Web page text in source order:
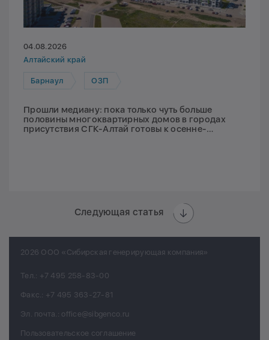
04.08.2026
Алтайский край
Барнаул ОЗП
Прошли медиану: пока только чуть больше
половины многоквартирных домов в городах
присутствия СГК-Алтай готовы к осенне-
Следующая статья
2026 ООО «Сибирская генерирующая компания»
Тел.: +7 495 258-83-00
Факс.: +7 495 363-27-81
Эл. почта.: office@sibgenco.ru
Пользовательское соглашение